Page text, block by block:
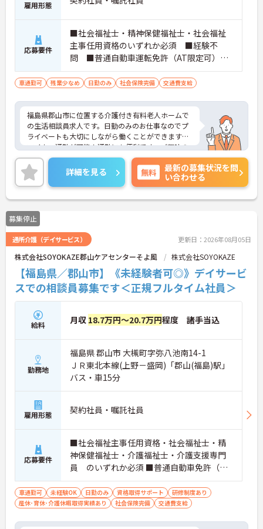
雇用形態
応募要件
■社会福祉士・精神保健福祉士・社会福祉
主事任用資格のいずれか必須 ■経験不
問 ■普通自動車運転免許（AT限定可）必
須
車通勤可 残業少なめ 日勤のみ 社会保険完備 交通費支給
福島県郡山市に位置する介護付き有料老人ホームで
の生活相談員求人です。日勤のみのお仕事なのでプ
ライベートも大切にしながら働くことができます。
マイカー通勤が可能！通勤にも便利です。ご興味の
ある方には、面接対策ポイント等、さらに詳細をお
話ししますのでお気軽にご相談ください！
詳細を見る 無料
最新の募集状況を問
い合わせる
募集停止
通所介護（デイサービス） 更新日：2026年08月05日
株式会社SOYOKAZE郡山ケアセンターそよ風 株式会社SOYOKAZE
【福島県／郡山市】《未経験者可◎》デイサービ
スでの相談員募集です＜正規フルタイム社員＞
給料 月収 18.7万円～20.7万円程度 諸手当込
勤務地
福島県 郡山市 大槻町字弥八池南14-1
ＪＲ東北本線(上野－盛岡)「郡山(福島)駅」
バス・車15分
雇用形態 契約社員・嘱託社員
応募要件
■社会福祉主事任用資格・社会福祉士・精
神保健福祉士・介護福祉士・介護支援専門
員 のいずれか必須 ■普通自動車免許（Ａ
Ｔ限定可）
車通勤可 未経験OK 日勤のみ 資格取得サポート
研修制度あり
産休･育休･介護休暇取得実績あり
社会保険完備 交通費支給